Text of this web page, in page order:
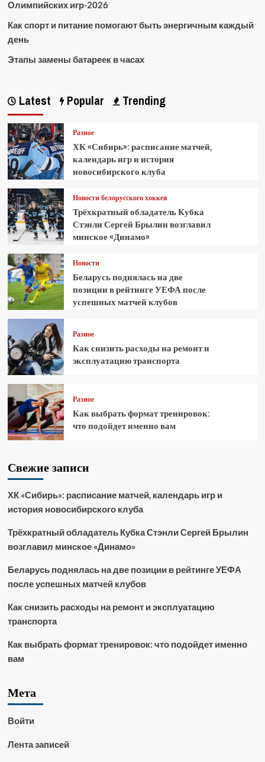
Олимпийских игр-2026
Как спорт и питание помогают быть энергичным каждый
день
Этапы замены батареек в часах
Latest Popular Trending
Разное
ХК «Сибирь»: расписание матчей,
календарь игр и история
новосибирского клуба
Новости белорусского хоккея
Трёхкратный обладатель Кубка
Стэнли Сергей Брылин возглавил
минское «Динамо»
Новости
Беларусь поднялась на две
позиции в рейтинге УЕФА после
успешных матчей клубов
Разное
Как снизить расходы на ремонт и
эксплуатацию транспорта
Разное
Как выбрать формат тренировок:
что подойдет именно вам
Свежие записи
ХК «Сибирь»: расписание матчей, календарь игр и
история новосибирского клуба
Трёхкратный обладатель Кубка Стэнли Сергей Брылин
возглавил минское «Динамо»
Беларусь поднялась на две позиции в рейтинге УЕФА
после успешных матчей клубов
Как снизить расходы на ремонт и эксплуатацию
транспорта
Как выбрать формат тренировок: что подойдет именно
вам
Мета
Войти
Лента записей